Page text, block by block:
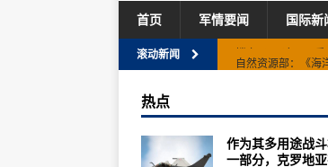
首页 军情要闻 国际新
滚动新闻
自然资源部：《海
顶格罚款之后，校
2020年亚太地区公
热点
作为其多用途战
一部分，克罗地